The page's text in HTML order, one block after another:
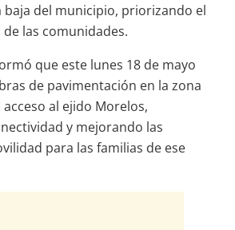
baja del municipio, priorizando el
las comunidades.
que este lunes 18 de mayo
de pavimentación en la zona
al ejido Morelos,
y mejorando las
para las familias de ese